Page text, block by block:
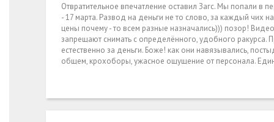
Отвратительное впечатление оставил Загс. Мы попали
- 17 марта. Развод на деньги не то слово, за каждый чих
цены почему - то всем разные назначались))) позор!
запрещают снимать с определённого, удобного ракурса.
естественно за деньги. Боже! как они навязывались,
общем, крохоборы, ужасное ощущение от персонала.